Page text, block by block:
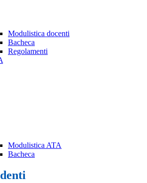
Modulistica docenti
Bacheca
Regolamenti
Modulistica ATA
Bacheca